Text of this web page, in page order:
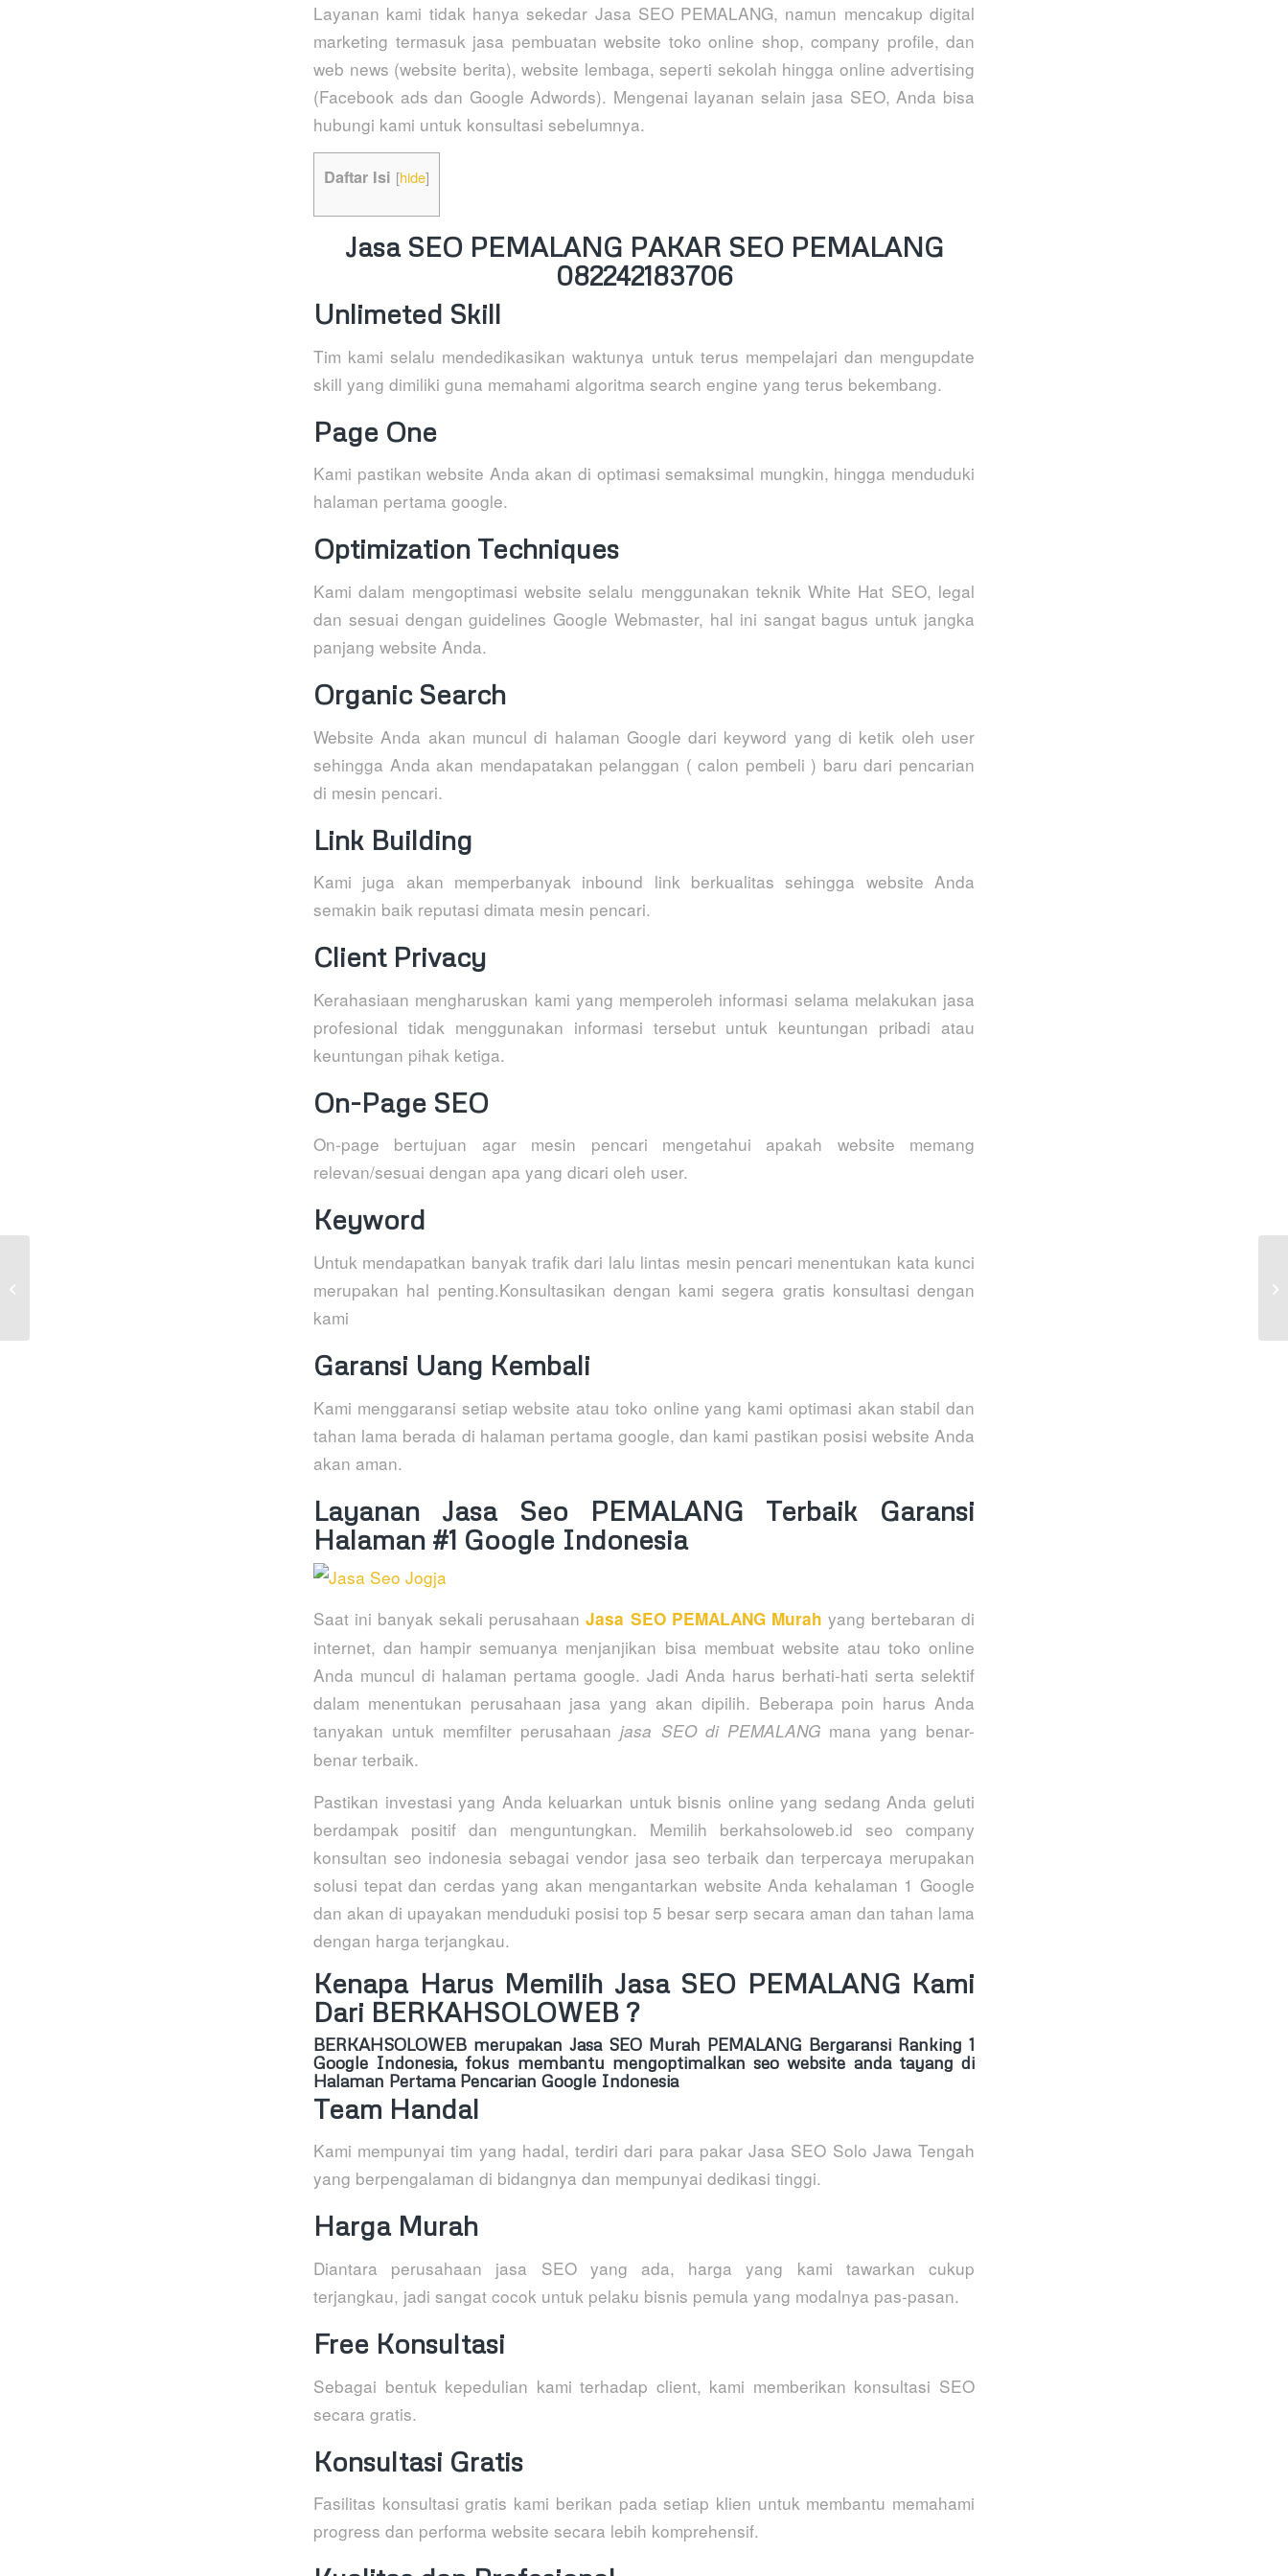
Layanan kami tidak hanya sekedar Jasa SEO PEMALANG, namun mencakup digital
marketing termasuk jasa pembuatan website toko online shop, company profile, dan
web news (website berita), website lembaga, seperti sekolah hingga online advertising
(Facebook ads dan Google Adwords). Mengenai layanan selain jasa SEO, Anda bisa
hubungi kami untuk konsultasi sebelumnya.
Daftar Isi [hide]
Jasa SEO PEMALANG PAKAR SEO PEMALANG
082242183706
Unlimeted Skill
Tim kami selalu mendedikasikan waktunya untuk terus mempelajari dan mengupdate
skill yang dimiliki guna memahami algoritma search engine yang terus bekembang.
Page One
Kami pastikan website Anda akan di optimasi semaksimal mungkin, hingga menduduki
halaman pertama google.
Optimization Techniques
Kami dalam mengoptimasi website selalu menggunakan teknik White Hat SEO, legal
dan sesuai dengan guidelines Google Webmaster, hal ini sangat bagus untuk jangka
panjang website Anda.
Organic Search
Website Anda akan muncul di halaman Google dari keyword yang di ketik oleh user
sehingga Anda akan mendapatakan pelanggan ( calon pembeli ) baru dari pencarian
di mesin pencari.
Link Building
Kami juga akan memperbanyak inbound link berkualitas sehingga website Anda
semakin baik reputasi dimata mesin pencari.
Client Privacy
Kerahasiaan mengharuskan kami yang memperoleh informasi selama melakukan jasa
profesional tidak menggunakan informasi tersebut untuk keuntungan pribadi atau
keuntungan pihak ketiga.
On-Page SEO
On-page bertujuan agar mesin pencari mengetahui apakah website memang
relevan/sesuai dengan apa yang dicari oleh user.
Keyword
Untuk mendapatkan banyak trafik dari lalu lintas mesin pencari menentukan kata kunci
merupakan hal penting.Konsultasikan dengan kami segera gratis konsultasi dengan
kami
Garansi Uang Kembali
Kami menggaransi setiap website atau toko online yang kami optimasi akan stabil dan
tahan lama berada di halaman pertama google, dan kami pastikan posisi website Anda
akan aman.
Layanan Jasa Seo PEMALANG Terbaik Garansi
Halaman #1 Google Indonesia
Saat ini banyak sekali perusahaanJasa SEO PEMALANG Murah yang bertebaran di
internet, dan hampir semuanya menjanjikan bisa membuat website atau toko online
Anda muncul di halaman pertama google. Jadi Anda harus berhati-hati serta selektif
dalam menentukan perusahaan jasa yang akan dipilih. Beberapa poin harus Anda
tanyakan untuk memfilter perusahaanjasa SEO di PEMALANG mana yang benar-
benar terbaik.
Pastikan investasi yang Anda keluarkan untuk bisnis online yang sedang Anda geluti
berdampak positif dan menguntungkan. Memilih berkahsoloweb.id seo company
konsultan seo indonesia sebagai vendor jasa seo terbaik dan terpercaya merupakan
solusi tepat dan cerdas yang akan mengantarkan website Anda kehalaman 1 Google
dan akan di upayakan menduduki posisi top 5 besar serp secara aman dan tahan lama
dengan harga terjangkau.
Kenapa Harus Memilih Jasa SEO PEMALANG Kami
Dari BERKAHSOLOWEB ?
BERKAHSOLOWEB merupakan Jasa SEO Murah PEMALANG Bergaransi Ranking 1
Google Indonesia, fokus membantu mengoptimalkan seo website anda tayang di
Halaman Pertama Pencarian Google Indonesia
Team Handal
Kami mempunyai tim yang hadal, terdiri dari para pakar Jasa SEO Solo Jawa Tengah
yang berpengalaman di bidangnya dan mempunyai dedikasi tinggi.
Harga Murah
Diantara perusahaan jasa SEO yang ada, harga yang kami tawarkan cukup
terjangkau, jadi sangat cocok untuk pelaku bisnis pemula yang modalnya pas-pasan.
Free Konsultasi
Sebagai bentuk kepedulian kami terhadap client, kami memberikan konsultasi SEO
secara gratis.
Konsultasi Gratis
Fasilitas konsultasi gratis kami berikan pada setiap klien untuk membantu memahami
progress dan performa website secara lebih komprehensif.